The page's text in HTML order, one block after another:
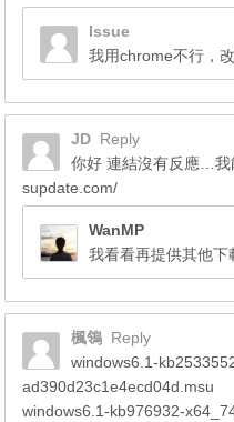
Issue
我用chrome不行，
JD Reply
你好 連結沒有反應…
supdate.com/
WanMP
我看看再提供其他下
楓鴒 Reply
windows6.1-
ad390d23c1e4ecd04d.msu
windows6.1-kb976932-